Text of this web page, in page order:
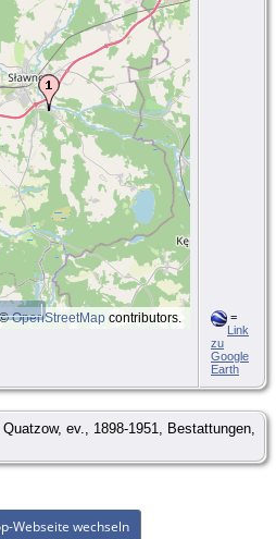
©OpenStreetMap contributors.
=
Link
zu
Google
Earth
ev., 1898-1951, Bestattungen,
Webseite wechseln